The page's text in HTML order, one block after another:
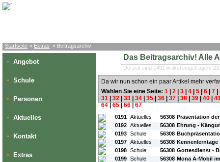
Startseite » Extras » Beitragsarchiv
» Angebot
» Schule
» Personen
» Aktuelles
» Kontakt
» Extras
Das Beitragsarchiv! Alle
Derzeit sind 1401 Artikel eingetragen!
Da wir nun schon ein paar Artikel mehr
Wählen Sie eine Seite: 1 2 3 4 5 6 7
31
32 33 34 35 36 37 38 39 40
64|65|66|67
#L: #ID: #Rubrik:
0191 Aktuelles 56308 Präsentation
0192 Aktuelles 56308 Ehrung -
0193 Schule 56308
0197 Aktuelles 56308 Kennenlerntage
0198 Schule 56308 Gottesdienst -
0199 Schule 56308 Mona A-Mobil